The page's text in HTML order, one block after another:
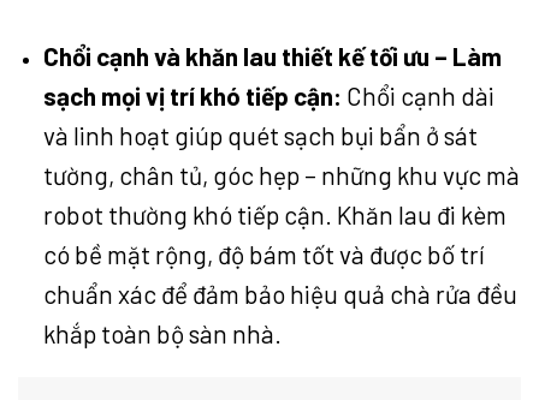
Chổi cạnh và khăn lau thiết kế tối ưu – Làm
sạch mọi vị trí khó tiếp cận: Chổi cạnh dài
và linh hoạt giúp quét sạch bụi bẩn ở sát
tường, chân tủ, góc hẹp – những khu vực mà
robot thường khó tiếp cận. Khăn lau đi kèm
có bề mặt rộng, độ bám tốt và được bố trí
chuẩn xác để đảm bảo hiệu quả chà rửa đều
khắp toàn bộ sàn nhà.